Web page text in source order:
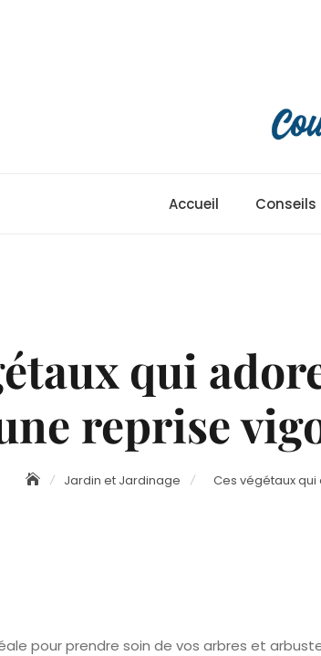
Accueil Conseils
qui
reprise
Jardin et Jardinage Ces végétaux
pour prendre soin de vos arbres et